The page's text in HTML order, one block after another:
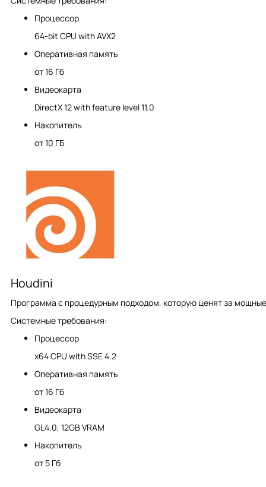
Процессор
64-bit CPU with AVX2
Оперативная память
от 16 Гб
Видеокарта
DirectX 12 with feature level 11.0
Накопитель
от 10 ГБ
Houdini
Программа с процедурным подходом, которую ценят за
Системные требования:
Процессор
x64 CPU with SSE 4.2
Оперативная память
от 16 Гб
Видеокарта
GL4.0, 12GB VRAM
Накопитель
от 5 Гб